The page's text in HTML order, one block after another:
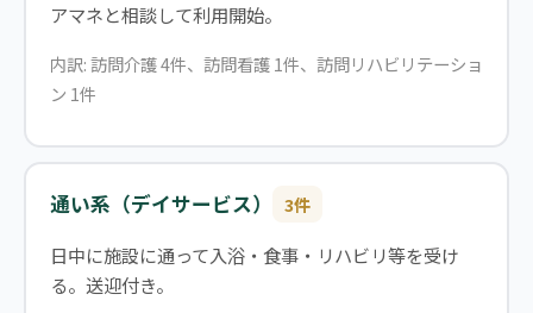
アマネと相談して利用開始。
内訳: 訪問介護 4件、訪問看護 1件、訪問リハビリテーショ
ン 1件
通い系（デイサービス） 3件
日中に施設に通って入浴・食事・リハビリ等を受け
る。送迎付き。